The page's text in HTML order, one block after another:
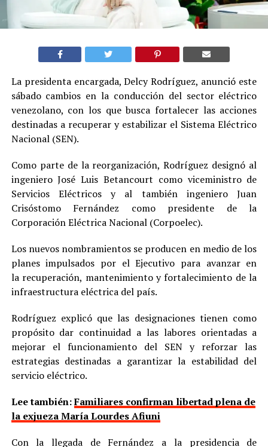
La presidenta encargada, Delcy Rodríguez, anunció este
sábado cambios en la conducción del sector eléctrico
venezolano, con los que busca fortalecer las acciones
destinadas a recuperar y estabilizar el Sistema Eléctrico
Nacional (SEN).
Como parte de la reorganización, Rodríguez designó al
ingeniero José Luis Betancourt como viceministro de
Servicios Eléctricos y al también ingeniero Juan
Crisóstomo Fernández como presidente de la
Corporación Eléctrica Nacional (Corpoelec).
Los nuevos nombramientos se producen en medio de los
planes impulsados por el Ejecutivo para avanzar en
la recuperación, mantenimiento y fortalecimiento de la
infraestructura eléctrica del país.
Rodríguez explicó que las designaciones tienen como
propósito dar continuidad a las labores orientadas a
mejorar el funcionamiento del SEN y reforzar las
estrategias destinadas a garantizar la estabilidad del
servicio eléctrico.
Lee también:Familiares confirman libertad plena de
la exjueza María Lourdes Afiuni
Con la llegada de Fernández a la presidencia de